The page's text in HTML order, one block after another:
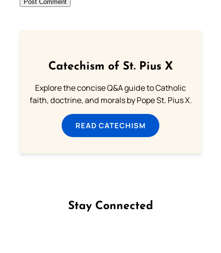
Catechism of St. Pius X
Explore the concise Q&A guide to Catholic
faith, doctrine, and morals by Pope St. Pius X.
READ CATECHISM
Stay Connected